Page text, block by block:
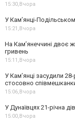
15:30, Вчора
У Кам’янці-
15:21, Вчора
На Камʼянеччині двоє
гривень
15:11, Вчора
У Камʼянці засудили
стосовно
15:06, Вчора
У Дунаївцях 21-річна
15:00, Вчора